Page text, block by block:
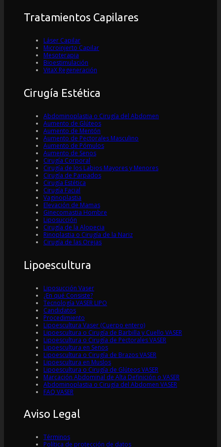
Tratamientos Capilares
Láser Capilar
Microinjerto Capilar
Mesoterapia
Bioestimulación
VitaX Regeneración
Cirugía Estética
Abdominoplastia o Cirugía del Abdomen
Aumento de Glúteos
Aumento de Mentón
Aumento de Pectorales Masculino
Aumento de Pómulos
Aumento de Senos
Cirugía Corporal
Cirugía de los Labios Mayores y Menores
Cirugía de Parpados
Cirugía Estética
Cirugía Facial
Vaginoplastia
Elevación de Mamas
Ginecomastia Hombre
Liposucción
Cirugía de la Alopecia
Rinoplastia o Cirugía de la Nariz
Cirugía de las Orejas
Lipoescultura
Liposucción Vaser
¿En qué Consiste?
Tecnología VASER LIPO
Candidatos
Procedimiento
Lipoescultura Vaser (Cuerpo entero)
Lipoescultura o Cirugía de Barbilla y Cuello VASER
Lipoescultura o Cirugía de Pectorales VASER
Lipoescultura en Senos
Lipoescultura o Cirugía de Brazos VASER
Lipoescultura en Muslos
Lipoescultura o Cirugía de Glúteos VASER
Marcación Abdominal de Alta Definición o VASER
Abdominoplastia o Cirugía del Abdomen VASER
FAQ VASER
Aviso Legal
Términos
Política de protección de datos